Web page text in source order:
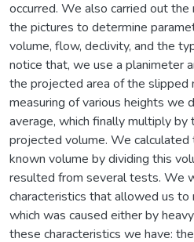
occurred. We also carried out
the pictures to determine
volume, flow, declivity, and the
notice that, we use a planimeter
the projected area of the slipped
measuring of various heights we
average, which finally multiply by
projected volume. We
known volume by dividing this
resulted from several tests. We
characteristics that allowed us to
which was caused either by
these characteristics we have: